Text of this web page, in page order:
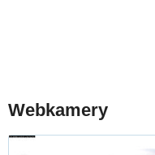
Webkamery